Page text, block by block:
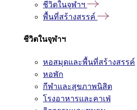
ชีวิตในจุฬาฯ
พื้นที่สร้างสรรค์
ชีวิตในจุฬาฯ
หอสมุดและพื้นที่สร้างสรรค์
หอพัก
กีฬาและสุขภาพนิสิต
โรงอาหารและคาเฟ่